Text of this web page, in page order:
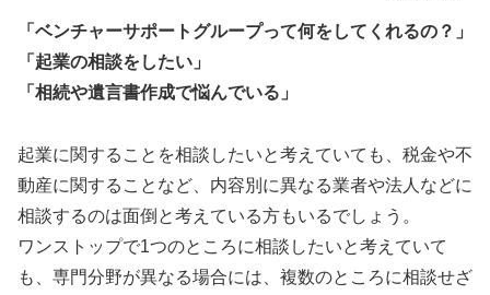
「ベンチャーサポートグループって何をしてくれるの？」
「起業の相談をしたい」
「相続や遺言書作成で悩んでいる」
起業に関することを相談したいと考えていても、税金や不
動産に関することなど、内容別に異なる業者や法人などに
相談するのは面倒と考えている方もいるでしょう。
ワンストップで1つのところに相談したいと考えていて
も、専門分野が異なる場合には、複数のところに相談せざ